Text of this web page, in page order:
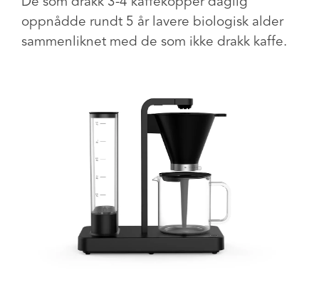
oppnådde rundt 5 år lavere biologisk alder
sammenliknet med de som ikke drakk kaffe.